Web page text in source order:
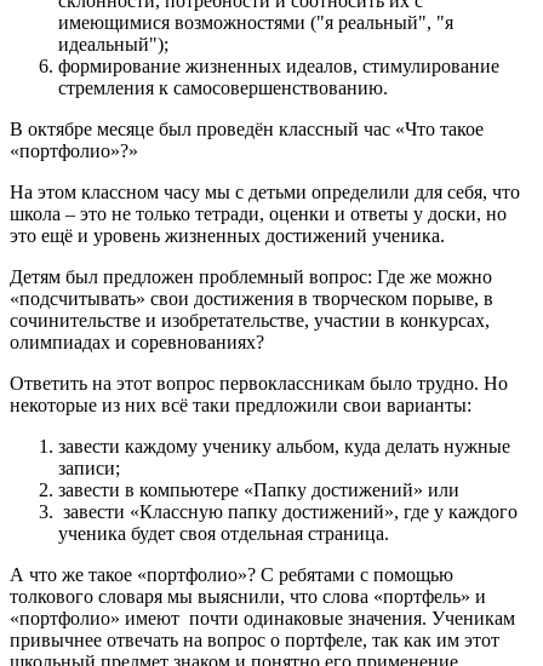
имеющимися возможностями ("я реальный", "я
идеальный");
формирование жизненных идеалов, стимулирование
стремления к самосовершенствованию.
В октябре месяце был проведён классный час «Что такое
«портфолио»?»
На этом классном часу мы с детьми определили для себя, что
школа – это не только тетради, оценки и ответы у доски, но
это ещё и уровень жизненных достижений ученика.
Детям был предложен проблемный вопрос: Где же можно
«подсчитывать» свои достижения в творческом порыве, в
сочинительстве и изобретательстве, участии в конкурсах,
олимпиадах и соревнованиях?
Ответить на этот вопрос первоклассникам было трудно. Но
некоторые из них всё таки предложили свои варианты:
завести каждому ученику альбом, куда делать нужные
записи;
завести в компьютере «Папку достижений» или
завести «Классную папку достижений», где у каждого
ученика будет своя отдельная страница.
А что же такое «портфолио»? С ребятами с помощью
толкового словаря мы выяснили, что слова «портфель» и
«портфолио» имеют почти одинаковые значения. Ученикам
привычнее отвечать на вопрос о портфеле, так как им этот